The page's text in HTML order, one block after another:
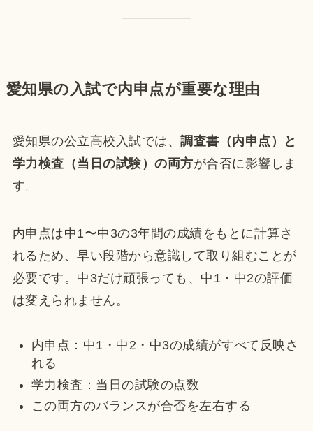
愛知県の入試で内申点が重要な理由
愛知県の公立高校入試では、調査書（内申点）と
学力検査（当日の試験）の両方が合否に影響しま
す。
内申点は中1〜中3の3年間の成績をもとに計算さ
れるため、早い段階から意識して取り組むことが
必要です。中3だけ頑張っても、中1・中2の評価
は変えられません。
内申点：中1・中2・中3の成績がすべて反映さ
れる
学力検査：当日の試験の点数
この両方のバランスが合否を左右する